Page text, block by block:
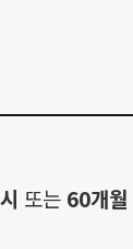
또는 60개월